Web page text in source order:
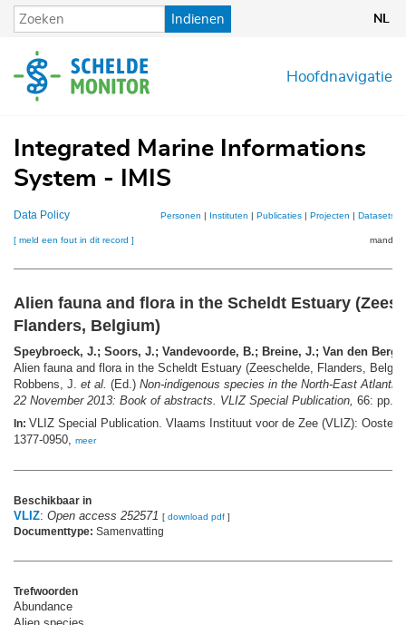
Overslaan
en
de
inhoud
Indienen NL
Hoofdnavigatie
Integrated Marine Informations
System - IMIS
Data Policy Personen | Instituten | Publicaties| Projecten | Datasets
[ meld een fout in dit record ] mandje
Alien fauna and flora in the Scheldt Estuary
Flanders, Belgium)
Speybroeck, J.; Soors, J.; Vandevoorde, B.; Breine, J.; Van den
Alien fauna and flora in the Scheldt Estuary (Zeeschelde, Flanders,
Robbens, J. et al. (Ed.) Non-indigenous species in the North-East
22 November 2013: Book of abstracts. VLIZ Special Publication, 66: pp.
In: VLIZ Special Publication. Vlaams Instituut voor de Zee (VLIZ):
1377-0950,
meer
Beschikbaar in
VLIZ: Open access 252571 [ download pdf ]
Documenttype: Samenvatting
Trefwoorden
Abundance